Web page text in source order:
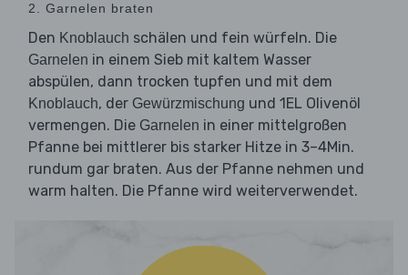
2. Garnelen braten
Den Knoblauch schälen und fein würfeln. Die
Garnelen in einem Sieb mit kaltem Wasser
abspülen, dann trocken tupfen und mit dem
Knoblauch, der Gewürzmischung und 1EL Olivenöl
vermengen. Die Garnelen in einer mittelgroßen
Pfanne bei mittlerer bis starker Hitze in 3–4Min.
rundum gar braten. Aus der Pfanne nehmen und
warm halten. Die Pfanne wird weiterverwendet.